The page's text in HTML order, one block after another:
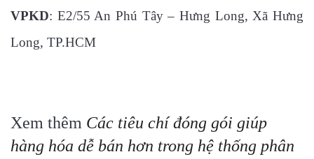
VPKD: E2/55 An Phú Tây – Hưng Long, Xã Hưng
Long, TP.HCM
Xem thêm Các tiêu chí đóng gói giúp
hàng hóa dễ bán hơn trong hệ thống phân